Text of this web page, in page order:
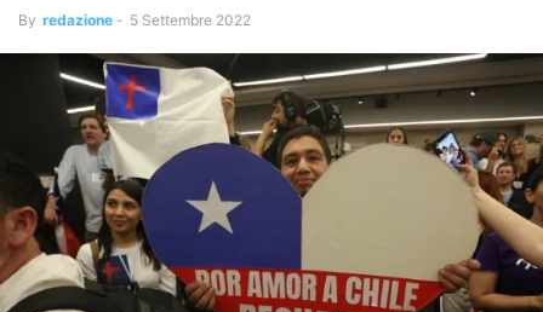
By redazione - 5 Settembre 2022